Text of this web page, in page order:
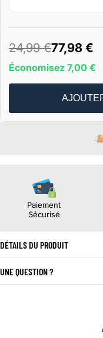
24,99 €77,98 €
Économisez 7,00 €
Paiement
Sécurisé
DÉTAILS DU PRODUIT
UNE QUESTION ?